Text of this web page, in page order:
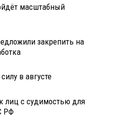
масштабный
закрепить на
в августе
лиц с судимостью для
РФ